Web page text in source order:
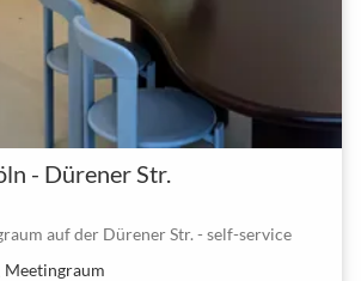
- Dürener Str.
auf der Dürener Str. - self-service
Meetingraum